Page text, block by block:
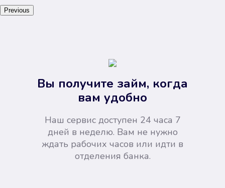
Previous
Вы получите займ, когда
вам удобно
Наш сервис доступен 24 часа 7
дней в неделю. Вам не нужно
ждать рабочих часов или идти в
отделения банка.